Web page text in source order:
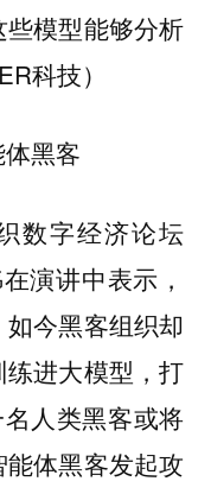
模型能够分析
科技）
黑客
数字经济论坛
演讲中表示，
今黑客组织却
进大模型，打
人类黑客或将
体黑客发起攻